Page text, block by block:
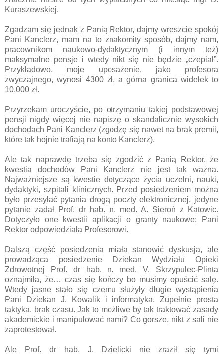
Kuraszewskiej.
Zgadzam się jednak z Panią Rektor, dajmy wreszcie spokój
Pani Kanclerz, mam na to znakomity sposób, dajmy nam,
pracownikom naukowo-dydaktycznym (i innym też)
maksymalne pensje i wtedy nikt się nie będzie „czepiał”.
Przykładowo, moje uposażenie, jako profesora
zwyczajnego, wynosi 4300 zł, a górna granica widełek to
10.000 zł.
Przyrzekam uroczyście, po otrzymaniu takiej podstawowej
pensji nigdy więcej nie napiszę o skandalicznie wysokich
dochodach Pani Kanclerz (zgodzę się nawet na brak premii,
które tak hojnie trafiają na konto Kanclerz).
Ale tak naprawdę trzeba się zgodzić z Panią Rektor, że
kwestia dochodów Pani Kanclerz nie jest tak ważna.
Najważniejsze są kwestie dotyczące życia uczelni, nauki,
dydaktyki, szpitali klinicznych. Przed posiedzeniem można
było przesyłać pytania drogą poczty elektronicznej, jedyne
pytanie zadał Prof. dr hab. n. med. A. Sieroń z Katowic.
Dotyczyło one kwestii aplikacji o granty naukowe; Pani
Rektor odpowiedziała Profesorowi.
Dalszą część posiedzenia miała stanowić dyskusja, ale
prowadząca posiedzenie Dziekan Wydziału Opieki
Zdrowotnej Prof. dr hab. n. med. V. Skrzypulec-Plinta
oznajmiła, że… czas się kończy bo musimy opuścić salę.
Wtedy jasne stało się czemu służyły długie wystąpienia
Pani Dziekan J. Kowalik i informatyka. Zupełnie prosta
taktyka, brak czasu. Jak to możliwe by tak traktować zasady
akademickie i manipulować nami? Co gorsze, nikt z sali nie
zaprotestował.
Ale Prof. dr hab. J. Dzielicki nie zraził się tymi